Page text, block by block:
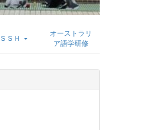
ＳＳＨ
オーストラリ
ア語学研修